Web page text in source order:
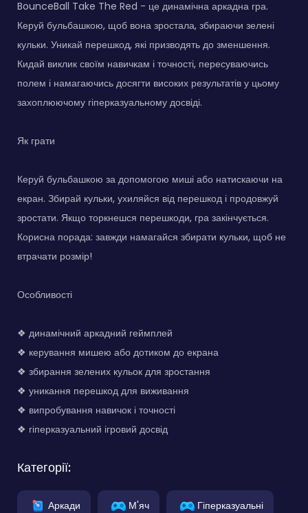
BounceBall Take The Red - це динамічна аркадна гра.
Керуй бульбашкою, щоб вона зростала, збираючи зелені
кульки. Уникай перешкод, які призводять до зменшення.
Кидай виклик своїм навичкам і точності, пересуваючись
полем і намагаючись досягти високих результатів у цьому
захоплюючому гіперказуальному досвіді.
Як грати
Керуй бульбашкою за допомогою миші або натискаючи на
екран. Збирай кульки, ухиляйся від перешкод і продовжуй
зростати. Якщо торкнешся перешкоди, гра закінчується.
Корисна порада: завжди намагайся збирати кульки, щоб не
втрачати розмір!
Особливості
❖ динамічний аркадний геймплей
❖ керування мишею або дотиком до екрана
❖ збирання зелених кульок для зростання
❖ уникання перешкод для виживання
❖ випробування навичок і точності
❖ гіперказуальний ігровий досвід
Категорії:
Аркади М'яч Гіперказуальні